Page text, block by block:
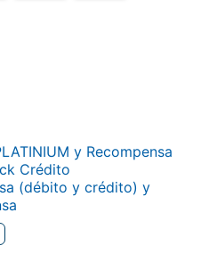
y Recompensa
Crédito
(débito y crédito) y